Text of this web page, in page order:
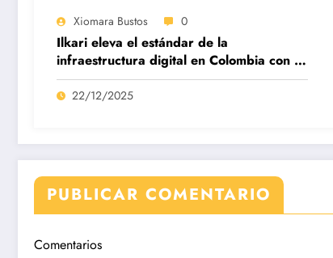
Xiomara Bustos 0
Ilkari eleva el estándar de la
infraestructura digital en Colombia con su
datacenter certificado Nivel IV de ICREA
22/12/2025
PUBLICAR COMENTARIO
Comentarios